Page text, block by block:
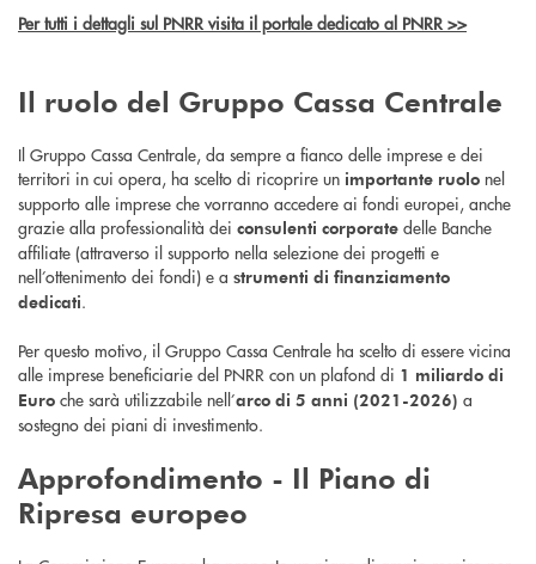
Per tutti i dettagli sul PNRR visita il portale dedicato al PNRR >>
Il ruolo del Gruppo Cassa Centrale
Il Gruppo Cassa Centrale, da sempre a fianco delle imprese e dei
territori in cui opera, ha scelto di ricoprire un importante ruolo nel
supporto alle imprese che vorranno accedere ai fondi europei, anche
grazie alla professionalità dei consulenti corporate delle Banche
affiliate (attraverso il supporto nella selezione dei progetti e
nell’ottenimento dei fondi) e a strumenti di finanziamento
dedicati.
Per questo motivo, il Gruppo Cassa Centrale ha scelto di essere vicina
alle imprese beneficiarie del PNRR con un plafond di 1 miliardo di
Euro che sarà utilizzabile nell’arco di 5 anni (2021-2026) a
sostegno dei piani di investimento.
Approfondimento - Il Piano di
Ripresa europeo